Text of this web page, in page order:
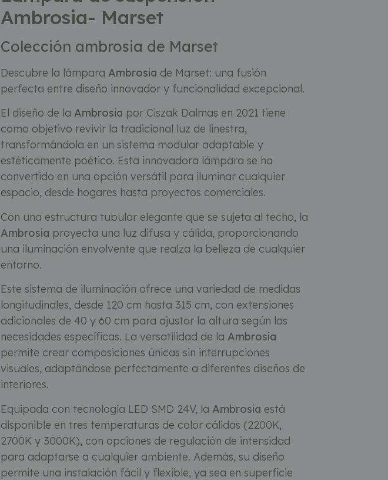
Ambrosia- Marset
Colección ambrosia de Marset
Descubre la lámpara Ambrosia de Marset: una fusión
perfecta entre diseño innovador y funcionalidad excepcional.
El diseño de la Ambrosia por Ciszak Dalmas en 2021 tiene
como objetivo revivir la tradicional luz de linestra,
transformándola en un sistema modular adaptable y
estéticamente poético. Esta innovadora lámpara se ha
convertido en una opción versátil para iluminar cualquier
espacio, desde hogares hasta proyectos comerciales.
Con una estructura tubular elegante que se sujeta al techo, la
Ambrosia proyecta una luz difusa y cálida, proporcionando
una iluminación envolvente que realza la belleza de cualquier
entorno.
Este sistema de iluminación ofrece una variedad de medidas
longitudinales, desde 120 cm hasta 315 cm, con extensiones
adicionales de 40 y 60 cm para ajustar la altura según las
necesidades específicas. La versatilidad de la Ambrosia
permite crear composiciones únicas sin interrupciones
visuales, adaptándose perfectamente a diferentes diseños de
interiores.
Equipada con tecnología LED SMD 24V, la Ambrosia está
disponible en tres temperaturas de color cálidas (2200K,
2700K y 3000K), con opciones de regulación de intensidad
para adaptarse a cualquier ambiente. Además, su diseño
permite una instalación fácil y flexible, ya sea en superficie